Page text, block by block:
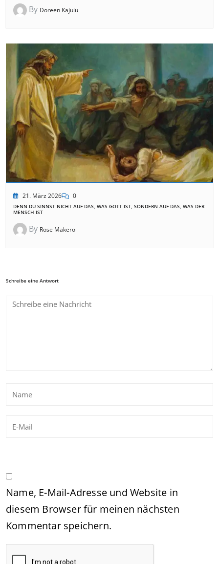
By Doreen Kajulu
21. März 2026 0
DENN DU SINNST NICHT AUF DAS, WAS GOTT IST, SONDERN AUF DAS, WAS DER
MENSCH IST
By Rose Makero
Schreibe eine Antwort
Name, E-Mail-Adresse und Website in
diesem Browser für meinen nächsten
Kommentar speichern.